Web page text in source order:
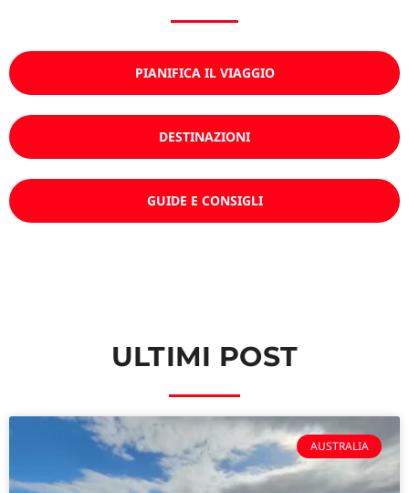
PIANIFICA IL VIAGGIO
DESTINAZIONI
GUIDE E CONSIGLI
ULTIMI POST
AUSTRALIA